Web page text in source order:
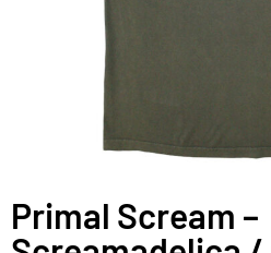
Primal Scream –